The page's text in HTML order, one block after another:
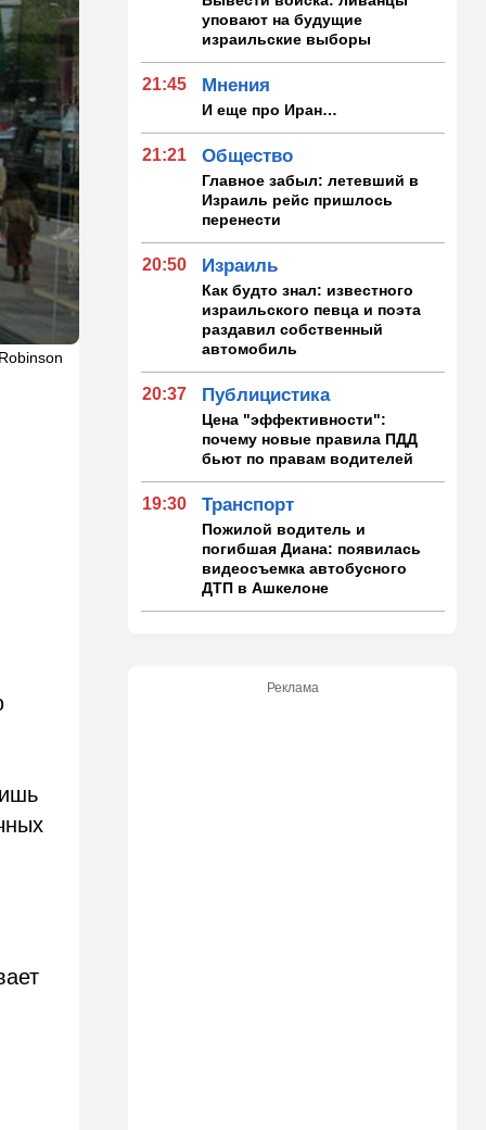
уповают на будущие
израильские выборы
21:45 Мнения
И еще про Иран…
21:21 Общество
Главное забыл: летевший в
Израиль рейс пришлось
перенести
20:50 Израиль
Как будто знал: известного
израильского певца и поэта
раздавил собственный
автомобиль
20:37 Публицистика
Цена "эффективности":
почему новые правила ПДД
бьют по правам водителей
19:30 Транспорт
Пожилой водитель и
погибшая Диана: появилась
видеосъемка автобусного
ДТП в Ашкелоне
снова летят в Израиль
Реклама